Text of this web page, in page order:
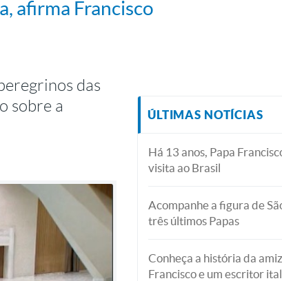
afirma Francisco
das
sobre a
ÚLTIMAS NOTÍCIAS
Há 13 anos, Papa
visita ao Brasil
Acompanhe a figura de
três últimos Papas
Conheça a história da
Francisco e um escritor